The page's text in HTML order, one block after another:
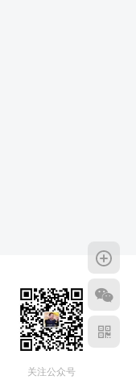
关注公众号